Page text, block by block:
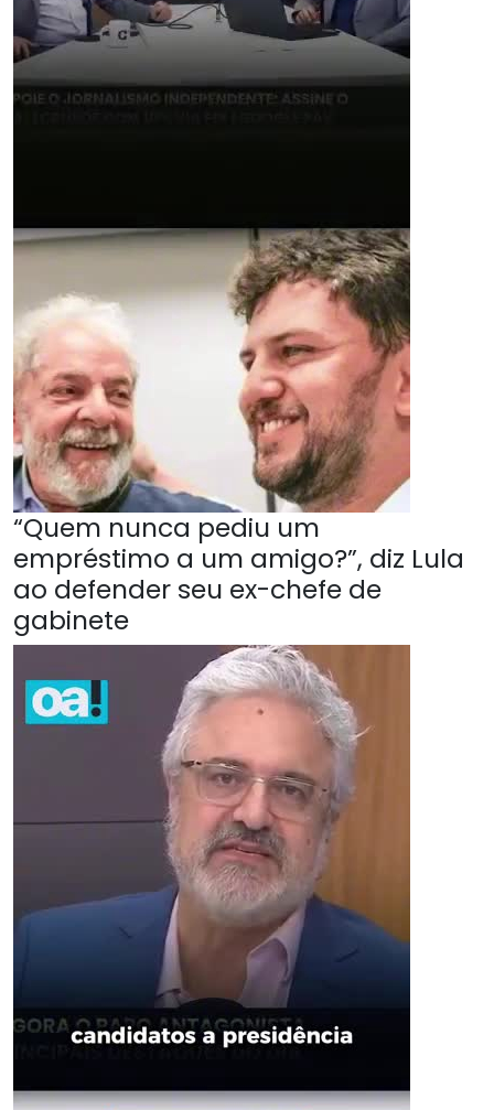
“Quem nunca pediu um
empréstimo a um amigo?”, diz Lula
ao defender seu ex-chefe de
gabinete